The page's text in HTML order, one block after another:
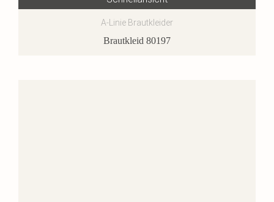
A-Linie Brautkleider
Brautkleid 80197